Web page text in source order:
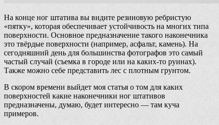
На конце ног штатива вы видите резиновую ребристую
«пятку», которая обеспечивает устойчивость на многих типа
поверхности. Основное предназначение такого наконечника
это твёрдые поверхности (например, асфальт, камень). На
сегодняшний день для большинства фотографов это самый
частый случай (съемка в городе или на каких-то руинах).
Также можно себе представить лес с плотным грунтом.
В скором времени выйдет моя статья о том для каких
поверхностей какие наконечники ног штативов
предназначены, думаю, будет интересно — там куча
примеров.